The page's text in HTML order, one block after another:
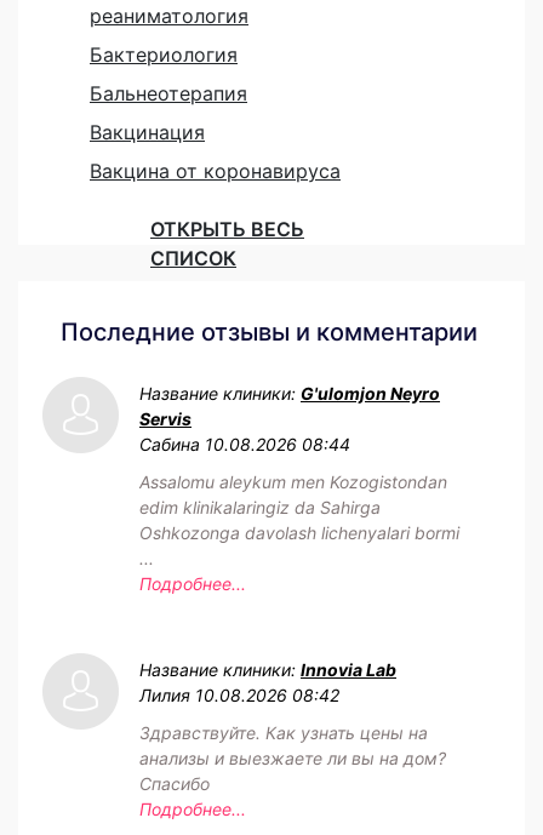
реаниматология
Бактериология
Бальнеотерапия
Вакцинация
Вакцина от коронавируса
ОТКРЫТЬ ВЕСЬ
СПИСОК
Последние отзывы и комментарии
Название клиники: G'ulomjon Neyro
Servis
Сабина 10.08.2026 08:44
Assalomu aleykum men Kozogistondan
edim klinikalaringiz da Sahirga
Oshkozonga davolash lichenyalari bormi
...
Подробнее...
Название клиники: Innovia Lab
Лилия 10.08.2026 08:42
Здравствуйте. Как узнать цены на
анализы и выезжаете ли вы на дом?
Спасибо
Подробнее...